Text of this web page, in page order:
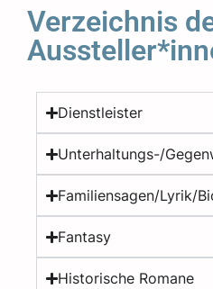
Verzeichnis
Dienstleister
Unterhaltungs-/
Familiensagen/Lyrik/
Fantasy
Historische Romane